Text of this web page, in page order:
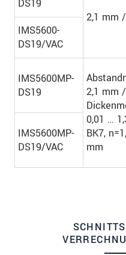
DS19
2,1 mm
IMS5600-
DS19/VAC
IMS5600MP-
DS19
2,1 mm
0,01 …
BK7,
mm
IMS5600MP-
DS19/VAC